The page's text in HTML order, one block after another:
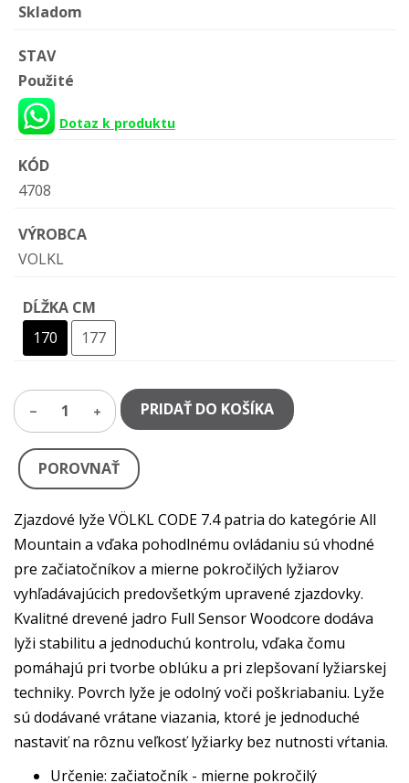
Skladom
STAV
Použité
Dotaz k produktu
KÓD
4708
VÝROBCA
VOLKL
DĹŽKA CM
170
177
1 PRIDAŤ DO KOŠÍKA
POROVNAŤ
Zjazdové lyže VÖLKL CODE 7.4 patria do kategórie All
Mountain a vďaka pohodlnému ovládaniu sú vhodné
pre začiatočníkov a mierne pokročilých lyžiarov
vyhľadávajúcich predovšetkým upravené zjazdovky.
Kvalitné drevené jadro Full Sensor Woodcore dodáva
lyži stabilitu a jednoduchú kontrolu, vďaka čomu
pomáhajú pri tvorbe oblúku a pri zlepšovaní lyžiarskej
techniky. Povrch lyže je odolný voči poškriabaniu. Lyže
sú dodávané vrátane viazania, ktoré je jednoduché
nastaviť na rôznu veľkosť lyžiarky bez nutnosti vŕtania.
Určenie: začiatočník - mierne pokročilý